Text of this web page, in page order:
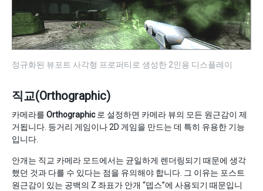
정규화된 뷰포트 사각형 프로퍼티로 생성한 2인용 디스플레이
직교(Orthographic)
카메라를 Orthographic로 설정하면 카메라 뷰의 모든 원근감이 제
거됩니다. 등거리 게임이나 2D 게임을 만드는 데 특히 유용한 기능
입니다.
안개는 직교 카메라 모드에서는 균일하게 렌더링되기 때문에 생각
했던 것과 다를 수 있다는 점을 유의해야 합니다. 그 이유는 포스트
원근감이 있는 공백의 Z 좌표가 안개 “뎁스”에 사용되기 때문입니